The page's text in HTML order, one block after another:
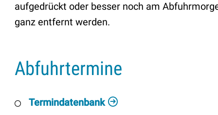
aufgedrückt oder besser noch am
ganz entfernt werden.
Abfuhrtermine
Termindatenbank